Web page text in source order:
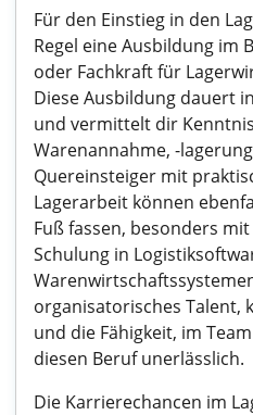
Für den Einstieg in den
Regel eine Ausbildung im
oder Fachkraft für
Diese Ausbildung dauert
und vermittelt dir
Warenannahme, -
Quereinsteiger mit
Lagerarbeit können
Fuß fassen, besonders
Schulung in
organisatorisches Talent,
und die Fähigkeit, im
diesen Beruf unerlässlich.
Die Karrierechancen im